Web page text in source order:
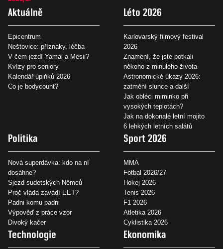
Aktuálně
Epicentrum
Neštovice: příznaky, léčba
V čem jezdí Yamal a Mesii?
Kvízy pro seniory
Kalendář úplňků 2026
Co je bodycount?
Léto 2026
Karlovarský filmový festival
2026
Znamení, že jste potkali
někoho z minulého života
Astronomické úkazy 2026:
zatmění slunce a další
Jak obléci miminko při
vysokých teplotách?
Jak na dokonalé letní mojito
6 lehkých letních salátů
Politika
Nová superdávka: kdo na ní
dosáhne?
Sjezd sudetských Němců
Proč vláda zavádí EET?
Padni komu padni
Výpověď z práce vzor
Divoký kačer
Sport 2026
MMA
Fotbal 2026/27
Hokej 2026
Tenis 2026
F1 2026
Atletika 2026
Cyklistika 2026
Technologie Ekonomika